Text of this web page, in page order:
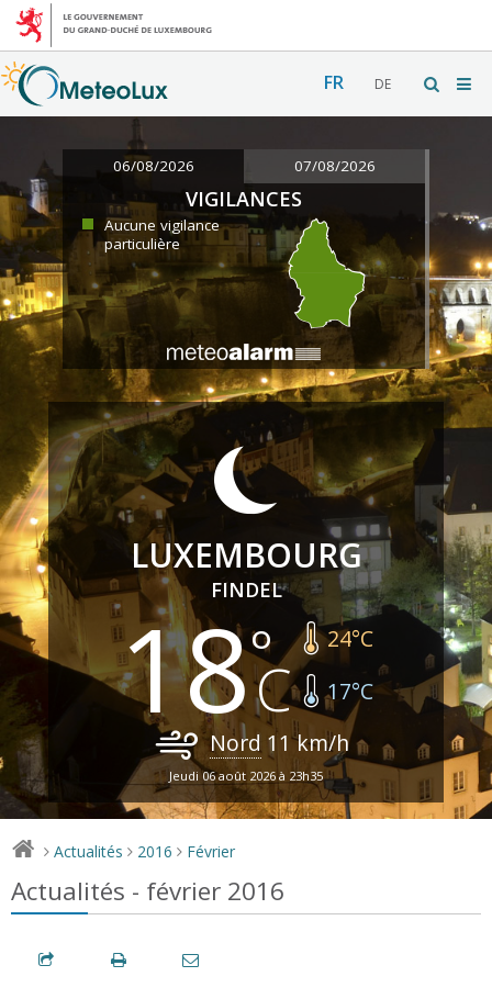
FR DE
06/08/2026 07/08/2026
VIGILANCES
Aucune vigilance
particulière
LUXEMBOURG
FINDEL
18 24°C
17°C
Nord 11km/h
Jeudi 06 août 2026 à 23h35
> Actualités > 2016 > Février
Actualités - février 2016